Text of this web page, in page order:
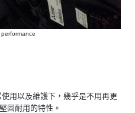
performance
用以及維護下，幾乎是不用再更
固耐用的特性。